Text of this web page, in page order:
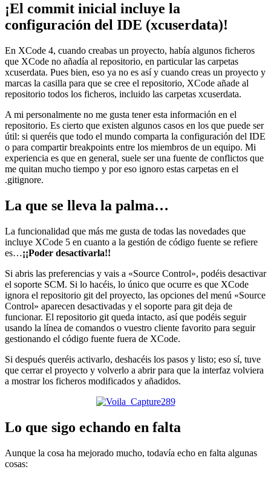
¡El commit inicial incluye la
configuración del IDE (xcuserdata)!
En XCode 4, cuando creabas un proyecto, había algunos ficheros
que XCode no añadía al repositorio, en particular las carpetas
xcuserdata. Pues bien, eso ya no es así y cuando creas un proyecto y
marcas la casilla para que se cree el repositorio, XCode añade al
repositorio todos los ficheros, incluido las carpetas xcuserdata.
A mi personalmente no me gusta tener esta información en el
repositorio. Es cierto que existen algunos casos en los que puede ser
útil: si queréis que todo el mundo comparta la configuración del IDE
o para compartir breakpoints entre los miembros de un equipo. Mi
experiencia es que en general, suele ser una fuente de conflictos que
me quitan mucho tiempo y por eso ignoro estas carpetas en el
.gitignore.
La que se lleva la palma…
La funcionalidad que más me gusta de todas las novedades que
incluye XCode 5 en cuanto a la gestión de código fuente se refiere
es…¡¡Poder desactivarla!!
Si abris las preferencias y vais a «Source Control», podéis desactivar
el soporte SCM. Si lo hacéis, lo único que ocurre es que XCode
ignora el repositorio git del proyecto, las opciones del menú «Source
Control» aparecen desactivadas y el soporte para git deja de
funcionar. El repositorio git queda intacto, así que podéis seguir
usando la línea de comandos o vuestro cliente favorito para seguir
gestionando el código fuente fuera de XCode.
Si después queréis activarlo, deshacéis los pasos y listo; eso sí, tuve
que cerrar el proyecto y volverlo a abrir para que la interfaz volviera
a mostrar los ficheros modificados y añadidos.
Lo que sigo echando en falta
Aunque la cosa ha mejorado mucho, todavía echo en falta algunas
cosas: